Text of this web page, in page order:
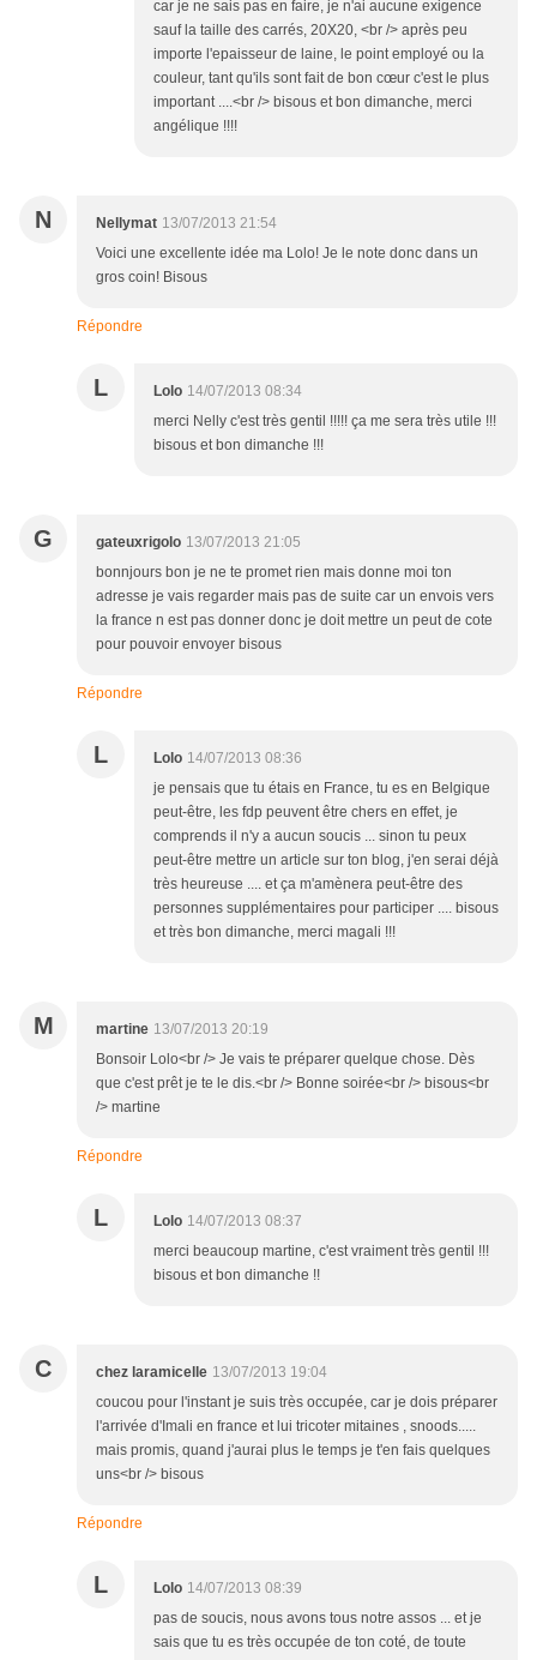
car je ne sais pas en faire, je n'ai aucune exigence
sauf la taille des carrés, 20X20, <br /> après peu
importe l'epaisseur de laine, le point employé ou la
couleur, tant qu'ils sont fait de bon cœur c'est le plus
important ....<br /> bisous et bon dimanche, merci
angélique !!!!
N Nellymat 13/07/2013 21:54
Voici une excellente idée ma Lolo! Je le note donc dans un
gros coin! Bisous
Répondre
L Lolo 14/07/2013 08:34
merci Nelly c'est très gentil !!!!! ça me sera très utile !!!
bisous et bon dimanche !!!
G gateuxrigolo 13/07/2013 21:05
bonnjours bon je ne te promet rien mais donne moi ton
adresse je vais regarder mais pas de suite car un envois vers
la france n est pas donner donc je doit mettre un peut de cote
pour pouvoir envoyer bisous
Répondre
L Lolo 14/07/2013 08:36
je pensais que tu étais en France, tu es en Belgique
peut-être, les fdp peuvent être chers en effet, je
comprends il n'y a aucun soucis ... sinon tu peux
peut-être mettre un article sur ton blog, j'en serai déjà
très heureuse .... et ça m'amènera peut-être des
personnes supplémentaires pour participer .... bisous
et très bon dimanche, merci magali !!!
M martine 13/07/2013 20:19
Bonsoir Lolo<br /> Je vais te préparer quelque chose. Dès
que c'est prêt je te le dis.<br /> Bonne soirée<br /> bisous<br
/> martine
Répondre
L Lolo 14/07/2013 08:37
merci beaucoup martine, c'est vraiment très gentil !!!
bisous et bon dimanche !!
C chez laramicelle 13/07/2013 19:04
coucou pour l'instant je suis très occupée, car je dois préparer
l'arrivée d'Imali en france et lui tricoter mitaines , snoods.....
mais promis, quand j'aurai plus le temps je t'en fais quelques
uns<br /> bisous
Répondre
L Lolo 14/07/2013 08:39
pas de soucis, nous avons tous notre assos ... et je
sais que tu es très occupée de ton coté, de toute